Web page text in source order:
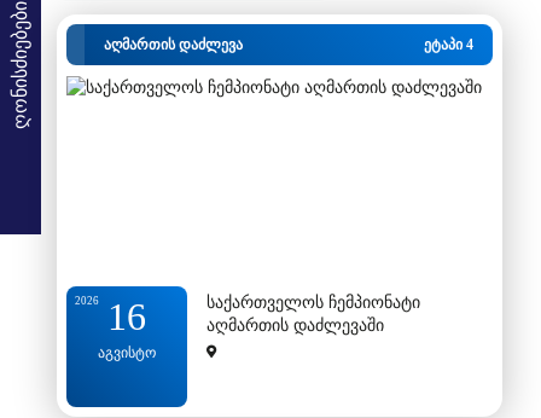
ღონისძიებები აღმართის დაძლევა ეტაპი 4
16
აგვისტო
2026
საქართველოს ჩემპიონატი
აღმართის დაძლევაში